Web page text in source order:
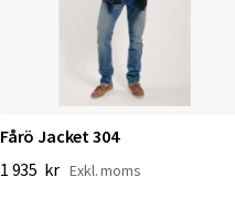
Fårö Jacket 304
1 935 kr